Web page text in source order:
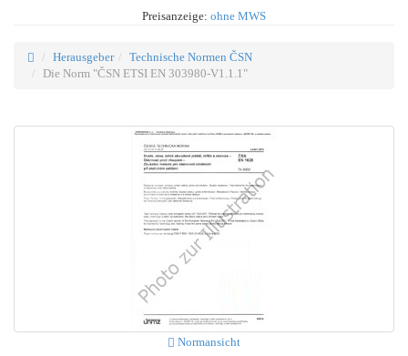
Preisanzeige: ohne MWS
Herausgeber
Technische Normen ČSN
Die Norm "ČSN ETSI EN 303980-V1.1.1"
Normansicht